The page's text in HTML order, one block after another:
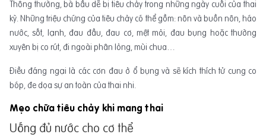
Thông thường, bà bầu dễ bị tiêu chảy trong những ngày cuối của thai
kỳ. Những triệu chứng của tiêu chảy có thể gồm: nôn và buồn nôn, háo
nước, sốt, lạnh, đau đầu, đau cơ, mệt mỏi, đau bụng hoặc thường
xuyên bị co rút, đi ngoài phân lỏng, mùi chua…
Điều đáng ngại là các cơn đau ở ổ bụng và sẽ kích thích tử cung co
bóp, đe dọa sự an toàn của thai nhi.
Mẹo chữa tiêu chảy khi mang thai
Uống đủ nước cho cơ thể